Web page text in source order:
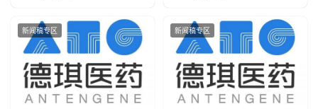
新闻稿专区 新闻稿专区